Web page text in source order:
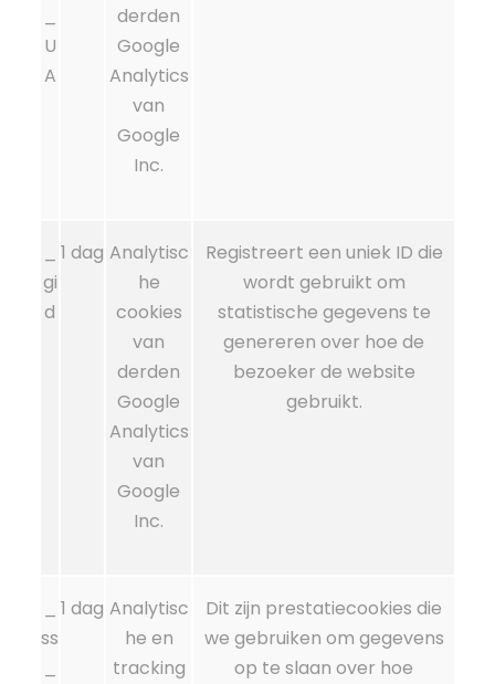
U
A
derden
Google
Analytics
van
Google
Inc.
gi
d
1 dag Analytisc
he
cookies
van
derden
Google
Analytics
van
Google
Inc.
Registreert een uniek ID die
wordt gebruikt om
statistische gegevens te
genereren over hoe de
bezoeker de website
gebruikt.
ss
1 dag Analytisc
he en
tracking
Dit zijn prestatiecookies die
we gebruiken om gegevens
op te slaan over hoe